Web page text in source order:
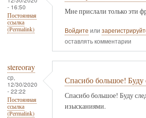
- 16:50
Постоянная
ссылка
(Permalink)
Мне прислали только эти
Войдите или
оставлять комментарии
stereoray
ср,
12/30/2020
- 22:22
Постоянная
ссылка
(Permalink)
Спасибо большое! Буду
Спасибо большое! Буду
изысканиями.